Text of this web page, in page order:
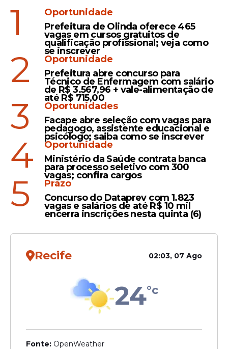
1
Oportunidade
Prefeitura de Olinda oferece 465
vagas em cursos gratuitos de
qualificação profissional; veja como
se inscrever
2
Oportunidade
Prefeitura abre concurso para
Técnico de Enfermagem com salário
de R$ 3.567,96 + vale-alimentação de
até R$ 715,00
3
Oportunidades
Facape abre seleção com vagas para
pedagogo, assistente educacional e
psicólogo; saiba como se inscrever
4
Oportunidade
Ministério da Saúde contrata banca
para processo seletivo com 300
vagas; confira cargos
5
Prazo
Concurso do Dataprev com 1.823
vagas e salários de até R$ 10 mil
encerra inscrições nesta quinta (6)
Recife 02:03, 07 Ago
24°c
Fonte: OpenWeather